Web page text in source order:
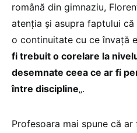
română din gimnaziu,
atenția și asupra faptului
o continuitate cu ce învață
fi trebuit o corelare la
desemnate ceea ce ar fi
între discipline„.
Profesoara mai spune că